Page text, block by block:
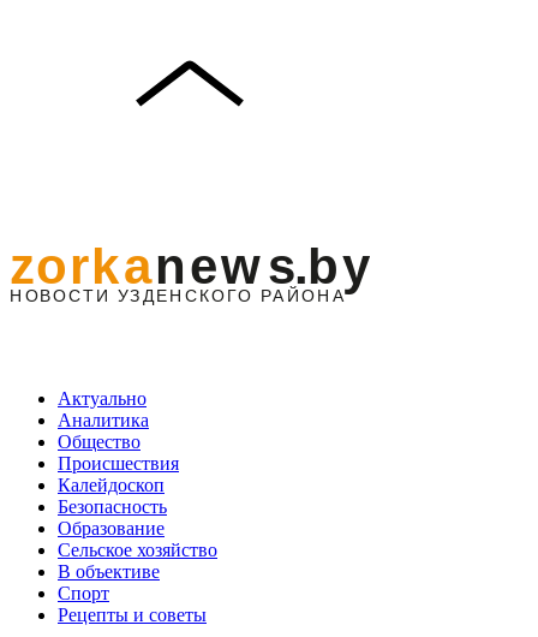
Актуально
Аналитика
Общество
Происшествия
Калейдоскоп
Безопасность
Образование
Сельское хозяйство
В объективе
Спорт
Рецепты и советы